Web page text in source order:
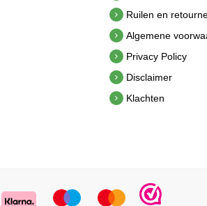
Ruilen en
Algemene
Privacy Policy
Disclaimer
Klachten